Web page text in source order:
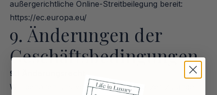
https://ec.europa.eu/
9. Änderungen der
Geschäftsbedingungen
9.1 Änderungsrecht
Wir behalten uns vor, diese AGB jederzeit zu ändern